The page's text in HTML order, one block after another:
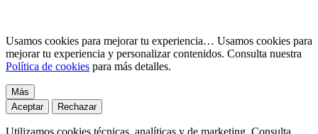
Usamos cookies para mejorar tu experiencia… Usamos cookies para
mejorar tu experiencia y personalizar contenidos. Consulta nuestra
Política de cookies para más detalles.
Más
Aceptar
Rechazar
Utilizamos cookies técnicas, analíticas y de marketing. Consulta